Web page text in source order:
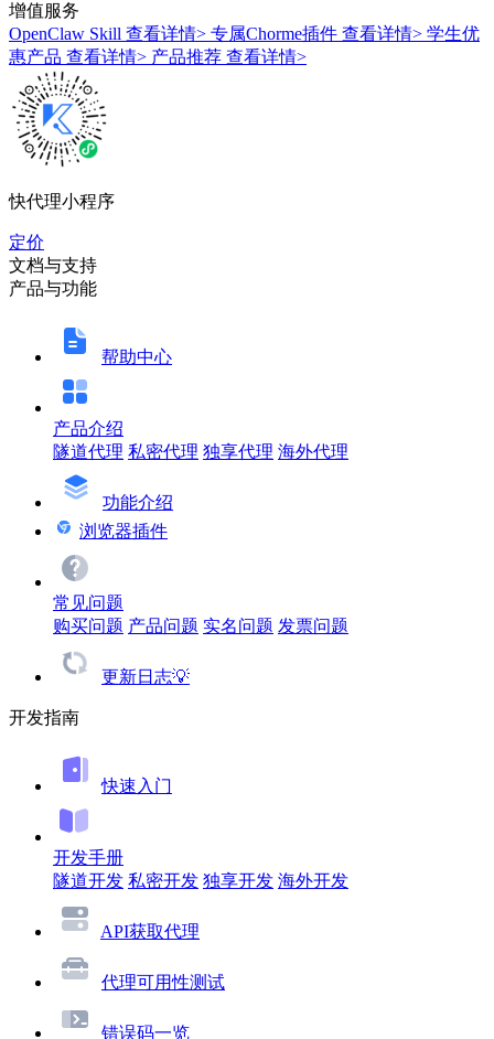
增值服务
OpenClaw Skill 查看详情> 专属Chorme插件 查看详情> 学生优
惠产品 查看详情> 产品推荐 查看详情>
快代理小程序
定价
文档与支持
产品与功能
帮助中心
产品介绍
隧道代理 私密代理 独享代理 海外代理
功能介绍
浏览器插件
常见问题
购买问题 产品问题 实名问题 发票问题
更新日志💡
开发指南
快速入门
开发手册
隧道开发 私密开发 独享开发 海外开发
API获取代理
代理可用性测试
错误码一览